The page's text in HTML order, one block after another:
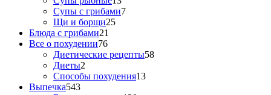
Супы с грибами7
Щи и борщи25
Блюда с грибами21
Все о похудении76
Диетические рецепты58
Диеты2
Способы похудения13
Выпечка543